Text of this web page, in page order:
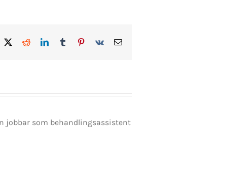
RedditLinkedInTumblr Pinterest
Vk
E-
jobbar som behandlingsassistent